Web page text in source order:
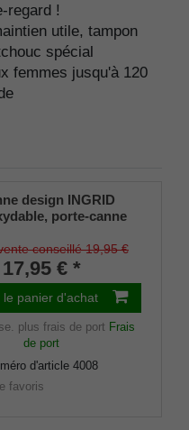
regard !
utile, tampon
spécial
femmes jusqu'à 120
design INGRID
porte-canne
souple
conseillé 19,95 €
17,95 € *
le panier d'achat
plus frais de port Frais
de port
d'article 4008
favoris